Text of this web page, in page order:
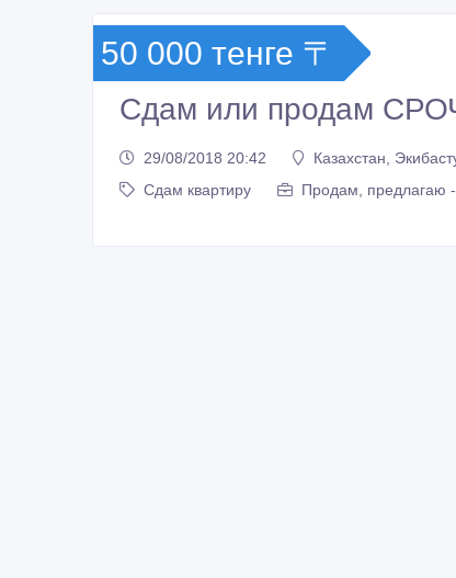
50 000 тенге 〒
Сдам или продам
29/08/2018 20:42
Казахстан,
Сдам квартиру
Продам, предлагаю